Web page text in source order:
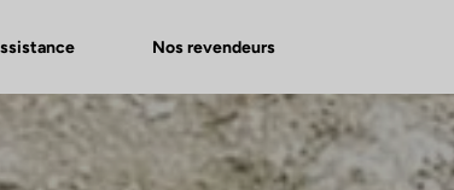
Nos revendeurs